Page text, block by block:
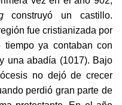
construyó un castillo.
fue cristianizada por
ya contaban con
una abadía (1017). Bajo
no dejó de crecer
perdió gran parte de